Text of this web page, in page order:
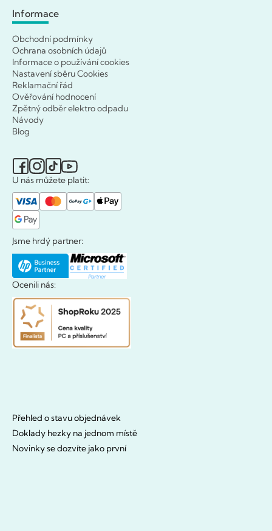
Informace
Obchodní podmínky
Ochrana osobních údajů
Informace o používání cookies
Nastavení sběru Cookies
Reklamační řád
Ověřování hodnocení
Zpětný odběr elektro odpadu
Návody
Blog
U nás můžete platit:
Jsme hrdý partner:
Ocenili nás:
Přehled o stavu objednávek
Doklady hezky na jednom místě
Novinky se dozvíte jako první